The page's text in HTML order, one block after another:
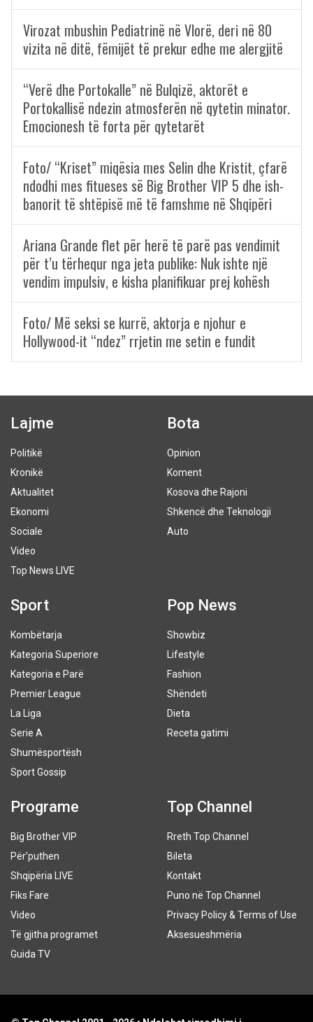
Virozat mbushin Pediatrinë në Vlorë, deri në 80
vizita në ditë, fëmijët të prekur edhe me alergjitë
“Verë dhe Portokalle” në Bulqizë, aktorët e
Portokallisë ndezin atmosferën në qytetin minator.
Emocionesh të forta për qytetarët
Foto/ “Kriset” miqësia mes Selin dhe Kristit, çfarë
ndodhi mes fitueses së Big Brother VIP 5 dhe ish-
banorit të shtëpisë më të famshme në Shqipëri
Ariana Grande flet për herë të parë pas vendimit
për t’u tërhequr nga jeta publike: Nuk ishte një
vendim impulsiv, e kisha planifikuar prej kohësh
Foto/ Më seksi se kurrë, aktorja e njohur e
Hollywood-it “ndez” rrjetin me setin e fundit
Lajme
Politikë
Kronikë
Aktualitet
Ekonomi
Sociale
Video
Top News LIVE
Bota
Opinion
Koment
Kosova dhe Rajoni
Shkencë dhe Teknologji
Auto
Sport
Kombëtarja
Kategoria Superiore
Kategoria e Parë
Premier League
La Liga
Serie A
Shumësportësh
Sport Gossip
Pop News
Showbiz
Lifestyle
Fashion
Shëndeti
Dieta
Receta gatimi
Programe
Big Brother VIP
Për’puthen
Shqipëria LIVE
Fiks Fare
Video
Të gjitha programet
Guida TV
Top Channel
Rreth Top Channel
Bileta
Kontakt
Puno në Top Channel
Privacy Policy & Terms of Use
Aksesueshmëria